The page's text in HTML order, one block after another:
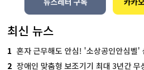
최신 뉴스
1 혼자 근무해도 안심! '소상공인안심벨'
2 장애인 맞춤형 보조기기 최대 3년간 무상